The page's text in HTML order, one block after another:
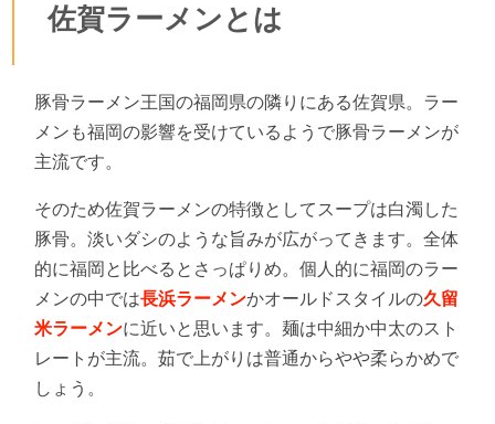
佐賀ラーメンとは
豚骨ラーメン王国の福岡県の隣りにある佐賀県。ラー
メンも福岡の影響を受けているようで豚骨ラーメンが
主流です。
そのため佐賀ラーメンの特徴としてスープは白濁した
豚骨。淡いダシのような旨みが広がってきます。全体
的に福岡と比べるとさっぱりめ。個人的に福岡のラー
メンの中では長浜ラーメンかオールドスタイルの久留
米ラーメンに近いと思います。麺は中細か中太のスト
レートが主流。茹で上がりは普通からやや柔らかめで
しょう。